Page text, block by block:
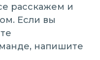
расскажем и
Если вы
напишите